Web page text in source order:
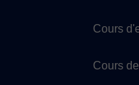
Cours
Cours